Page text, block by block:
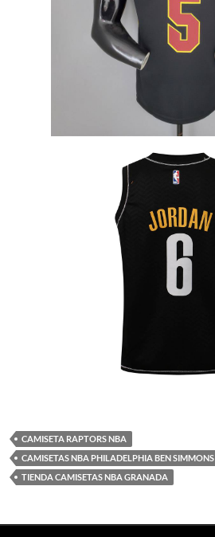
CAMISETA RAPTORS NBA
CAMISETAS NBA PHILADELPHIA BEN SIMMONS
TIENDA CAMISETAS NBA GRANADA